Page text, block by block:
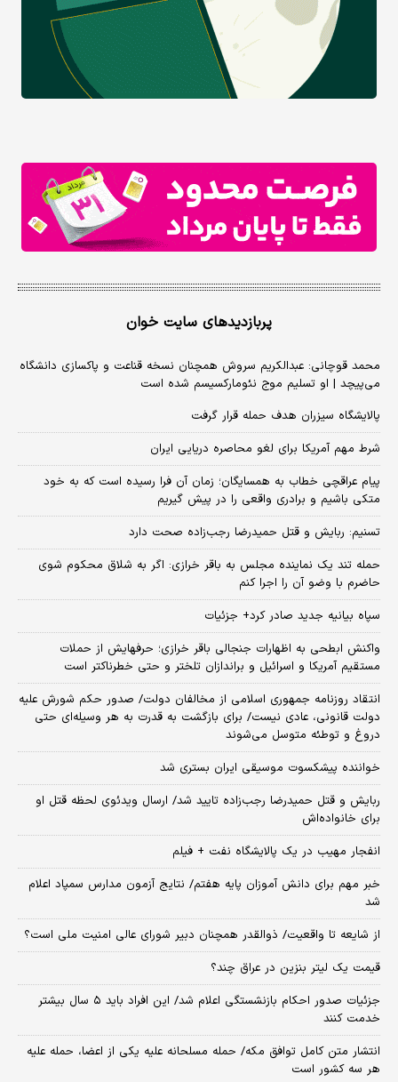
پربازدیدهای سایت خوان
محمد قوچانی: عبدالکریم سروش همچنان نسخه قناعت و پاکسازی دانشگاه
می‌پیچد | او تسلیم موج نئومارکسیسم شده است
پالایشگاه سیزران هدف حمله قرار گرفت
شرط مهم آمریکا برای لغو محاصره دریایی ایران
پیام عراقچی خطاب به همسایگان؛ زمان آن فرا رسیده است که به خود
متکی باشیم و برادری واقعی را در پیش گیریم
تسنیم: ربایش و قتل حمیدرضا رجب‌زاده صحت دارد
حمله تند یک نماینده مجلس به باقر خرازی: اگر به شلاق محکوم شوی
حاضرم با وضو آن را اجرا کنم
سپاه بیانیه جدید صادر کرد+ جزئیات
واکنش ابطحی به اظهارات جنجالی باقر خرازی؛ حرفهایش از حملات
مستقیم آمریکا و اسرائیل و براندازان تلختر و حتی خطرناکتر است
انتقاد روزنامه جمهوری اسلامی از مخالفان دولت/ صدور حکم شورش علیه
دولت قانونی، عادی نیست/ برای بازگشت به قدرت به هر وسیله‌ای حتی
دروغ و توطئه متوسل می‌شوند
خواننده پیشکسوت موسیقی ایران بستری شد
ربایش و قتل حمیدرضا رجب‌زاده تایید شد/ ارسال ویدئوی لحظه قتل او
برای خانواده‌اش
انفجار مهیب در یک پالایشگاه نفت + فیلم
خبر مهم برای دانش آموزان پایه هفتم/ نتایج آزمون مدارس سمپاد اعلام
شد
از شایعه تا واقعیت/ ذوالقدر همچنان دبیر شورای ‌عالی امنیت ملی است؟
قیمت یک لیتر بنزین در عراق چند؟
جزئیات صدور احکام بازنشستگی اعلام شد/ این افراد باید ۵ سال بیشتر
خدمت کنند
انتشار متن کامل توافق مکه/ حمله مسلحانه علیه یکی از اعضا، حمله علیه
هر سه کشور است